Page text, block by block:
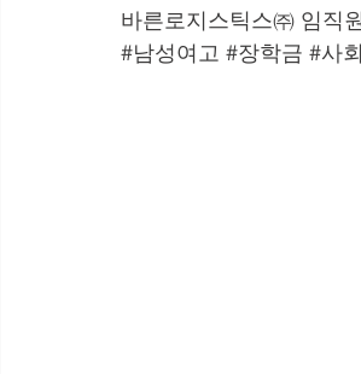
바른로지스틱스㈜ 임직
#남성여고 #장학금 #사